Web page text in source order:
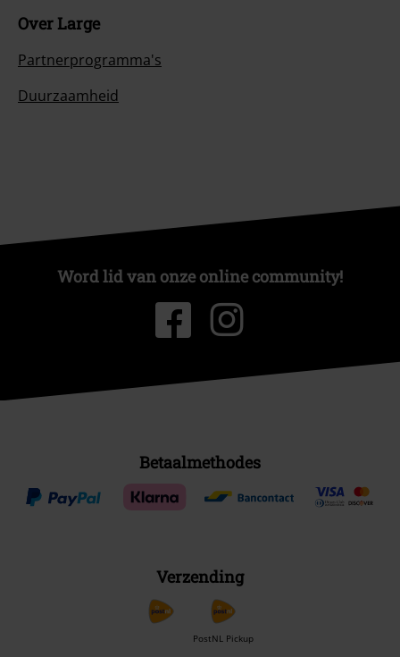
Over Large
Partnerprogramma's
Duurzaamheid
Word lid van onze online community!
Betaalmethodes
Verzending
PostNL Pickup